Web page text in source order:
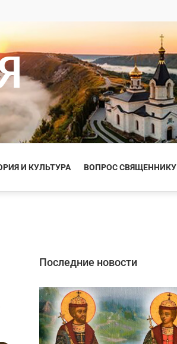
И КУЛЬТУРА ВОПРОС СВЯЩЕННИКУ
Последние новости